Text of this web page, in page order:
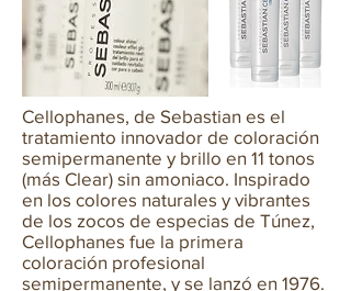
Cellophanes, de Sebastian es el
tratamiento innovador de coloración
semipermanente y brillo en 11 tonos
(más Clear) sin amoniaco. Inspirado
en los colores naturales y vibrantes
de los zocos de especias de Túnez,
Cellophanes fue la primera
coloración profesional
semipermanente, y se lanzó en 1976.